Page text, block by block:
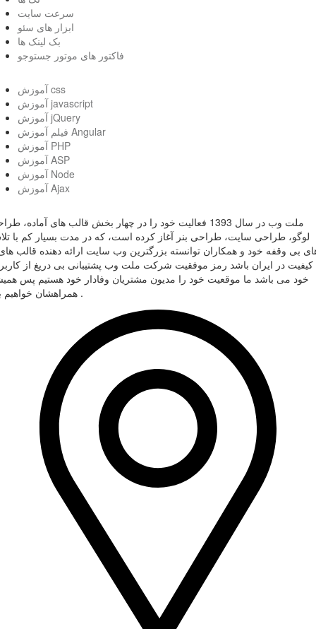
سرعت سایت
ابزار های سئو
بک لینک ها
فاکتور های موتور جستوجو
آموزش css
آموزش javascript
آموزش jQuery
فیلم آموزش Angular
آموزش PHP
آموزش ASP
آموزش Node
آموزش Ajax
ملت وب در سال 1393 فعالیت خود را در چهار بخش قالب های آماده،
لوگو، طراحی سایت، طراحی بنر آغاز کرده است، که در مدت بسیار کم با
بی وقفه خود و همکاران توانسته بزرگترین وب سایت ارائه دهنده قالب
کیفیت در ایران باشد رمز موفقیت شرکت ملت وب پشتیبانی بی دریغ از
خود می باشد ما موقعیت خود را مدیون مشتریان وفادار خود هستیم پس
همراهشان خواهیم بود .